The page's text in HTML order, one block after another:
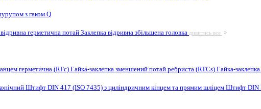
з гаком Q
герметична потай Заклепка відривна збільшена головка дивитись все
герметична (RFc) Гайка-заклепка зменшений потай ребриста (RTCs) Гайка-
Штифт DIN 417 (ISO 7435) з циліндричним кінцем та прямим шліцем Штифт DIN